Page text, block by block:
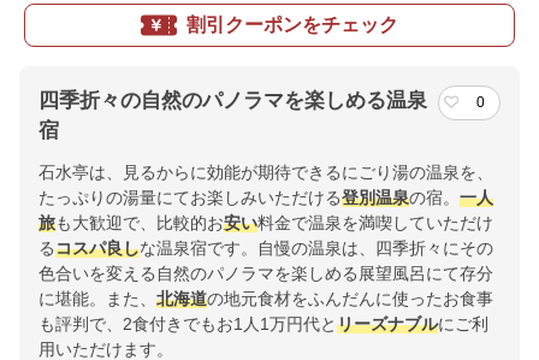
割引クーポンをチェック
四季折々の自然のパノラマを楽しめる温泉
宿
0
石水亭は、見るからに効能が期待できるにごり湯の温泉を、
たっぷりの湯量にてお楽しみいただける登別温泉の宿。 一人
旅も大歓迎で、比較的お安い料金で温泉を満喫していただけ
るコスパ良しな温泉宿です。自慢の温泉は、四季折々にその
色合いを変える自然のパノラマを楽しめる展望風呂にて存分
に堪能。また、 北海道の地元食材をふんだんに使ったお食事
も評判で、2食付きでもお1人1万円代とリーズナブルにご利
用いただけます。